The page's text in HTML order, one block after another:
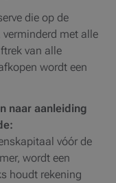
die op de
met alle
van alle
wordt een
naar aanleiding
vóór de
wordt een
houdt rekening